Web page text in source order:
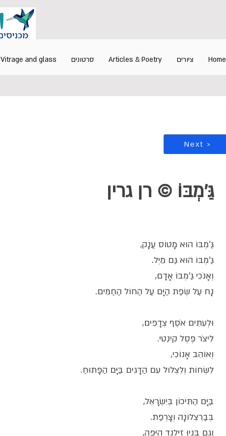
Home ציורים Articles & Poetry סרטונים Vitrage and glass
Next >
גַּ'מְבּוֹ © רן גרין
גַּ'מְבּוֹ הוּא מָטוֹס עֲנָק,
גַּ'מְבּוֹ הוּא גַּם מֵיְל.
וְאָנֹכִי גַּ'מְבּוֹ אָדָם,
נָח עַל שְׂפַת הַיָּם עַל הַחוֹל הַחַמִּים.
וּלְעִתִּים אֹסֶף צְדָפִים,
לִיצֹר פֶּסֶל קִינֵטִי.
וְאוֹהֵב אָנוֹכִי,
לִשְׂחוֹת וְלִצְלֹול עִם הַדָּגִים בַּיָּם הַפָּתוּחַ.
בַּיָּם הַתִּיכוֹן בְּיִשְׂרָאֵל,
בְּבַרְצְלוֹנָה וְצָרְפַת.
וְגַם בִּנְיוּ זִילַנְד הַיָּפָה,